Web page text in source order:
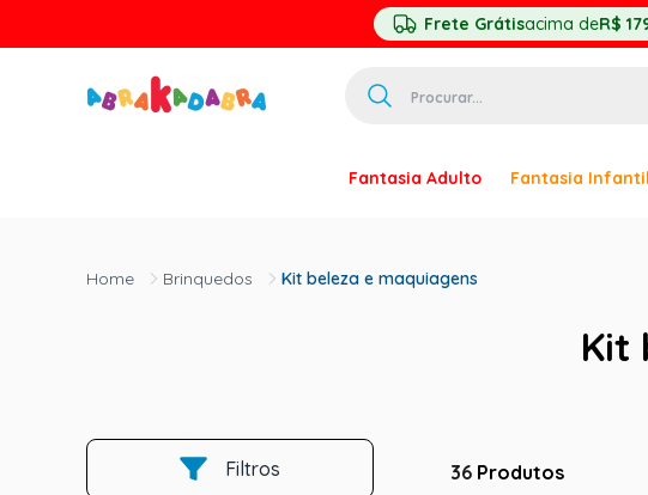
Frete Grátisacima deR$
Fantasia Adulto Fantasia Infantil
Brinquedos Kit beleza e maquiagens
Kit
Filtros 36 Produtos
3º
pirata